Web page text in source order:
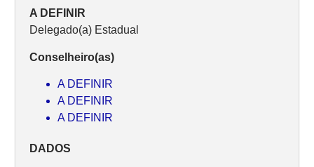
A DEFINIR
Delegado(a) Estadual
Conselheiro(as)
A DEFINIR
A DEFINIR
A DEFINIR
DADOS